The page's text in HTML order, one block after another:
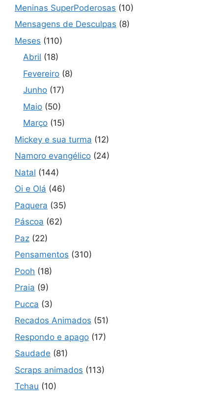
Meninas SuperPoderosas (10)
Mensagens de Desculpas (8)
Meses (110)
Abril (18)
Fevereiro (8)
Junho (17)
Maio (50)
Março (15)
Mickey e sua turma (12)
Namoro evangélico (24)
Natal (144)
Oi e Olá (46)
Paquera (35)
Páscoa (62)
Paz (22)
Pensamentos (310)
Pooh (18)
Praia (9)
Pucca (3)
Recados Animados (51)
Respondo e apago (17)
Saudade (81)
Scraps animados (113)
Tchau (10)